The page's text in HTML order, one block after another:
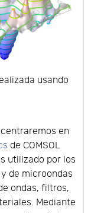
usando
en
de COMSOL
utilizado por los
de microondas
ondas, filtros,
Mediante